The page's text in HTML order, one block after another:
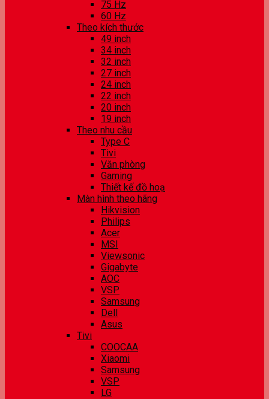
75 Hz
60 Hz
Theo kích thước
49 inch
34 inch
32 inch
27 inch
24 inch
22 inch
20 inch
19 inch
Theo nhu cầu
Type C
Tivi
Văn phòng
Gaming
Thiết kế đồ hoạ
Màn hình theo hãng
Hikvision
Philips
Acer
MSI
Viewsonic
Gigabyte
AOC
VSP
Samsung
Dell
Asus
Tivi
COOCAA
Xiaomi
Samsung
VSP
LG